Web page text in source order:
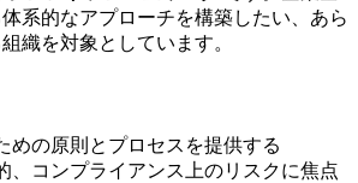
系的なアプローチを構築したい、あら
織を対象としています。
めの原則とプロセスを提供する
、コンプライアンス上のリスクに焦点